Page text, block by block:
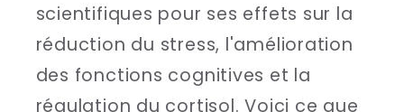
scientifiques pour ses effets sur la
réduction du stress, l'amélioration
des fonctions cognitives et la
régulation du cortisol. Voici ce que